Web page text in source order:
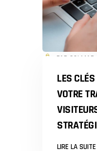
PAR COLMAR
LES
VOTRE
LIRE LA